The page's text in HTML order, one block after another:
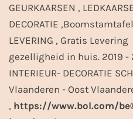
GEURKAARSEN ,
DECORATIE
LEVERING , Gratis Levering
gezelligheid in huis. 2019
INTERIEUR- DECORATIE
Vlaanderen - Oost
, https://www.bol.com/